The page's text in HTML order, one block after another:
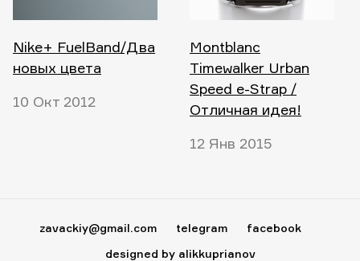
Nike+ FuelBand/Два
новых цвета
10 Окт 2012
Montblanc
Timewalker Urban
Speed e-Strap /
Отличная идея!
12 Янв 2015
zavackiy@gmail.com telegram
facebook
designed by alikkuprianov